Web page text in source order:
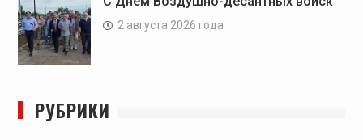
2 августа 2026 года
РУБРИКИ